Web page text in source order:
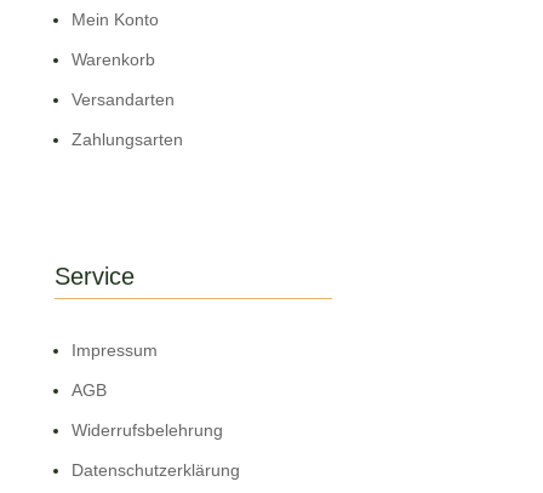
Mein Konto
Warenkorb
Versandarten
Zahlungsarten
Service
Impressum
AGB
Widerrufsbelehrung
Datenschutzerklärung